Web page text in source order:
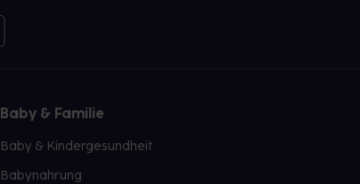
Baby & Familie
Baby & Kindergesundheit
Babynahrung